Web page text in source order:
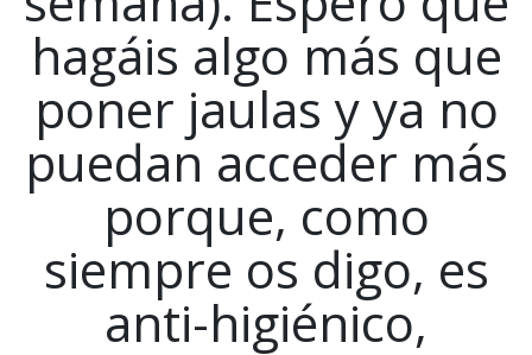
hagáis algo más que
poner jaulas y ya no
puedan acceder más
porque, como
siempre os digo, es
anti-higiénico,